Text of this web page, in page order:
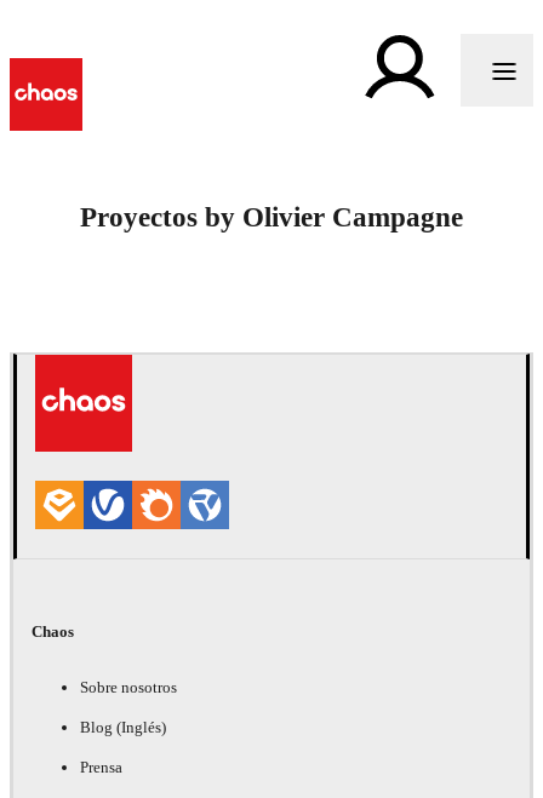
Proyectos by Olivier Campagne
Chaos
Sobre nosotros
Blog (Inglés)
Prensa